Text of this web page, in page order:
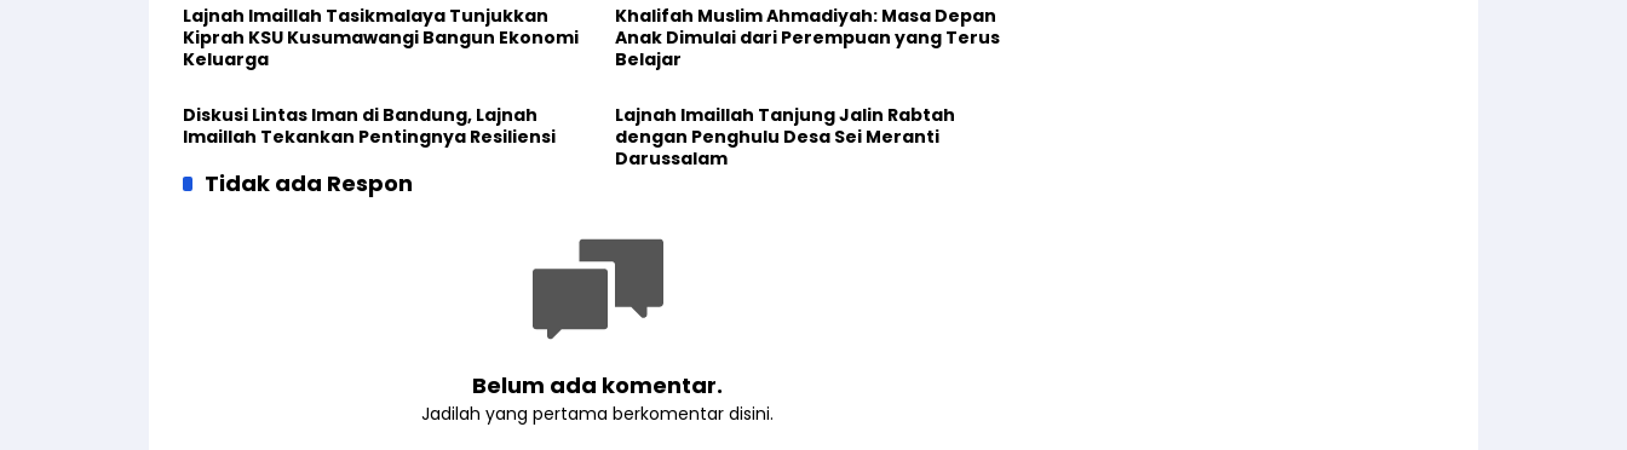
Lajnah Imaillah Tasikmalaya Tunjukkan
Kiprah KSU Kusumawangi Bangun Ekonomi
Keluarga
Khalifah Muslim Ahmadiyah: Masa Depan
Anak Dimulai dari Perempuan yang Terus
Belajar
Diskusi Lintas Iman di Bandung, Lajnah
Imaillah Tekankan Pentingnya Resiliensi
Lajnah Imaillah Tanjung Jalin Rabtah
dengan Penghulu Desa Sei Meranti
Darussalam
Tidak ada Respon
Belum ada komentar.
Jadilah yang pertama berkomentar disini.